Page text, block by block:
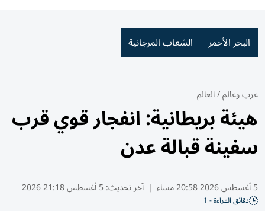
البحر الأحمر الشعاب المرجانية
عرب وعالم/العالم
هيئة بريطانية: انفجار قوي قرب
سفينة قبالة عدن
5 أغسطس 2026 20:58 مساء | آخر تحديث:5 أغسطس 21:18 2026
دقائق القراءة - 1